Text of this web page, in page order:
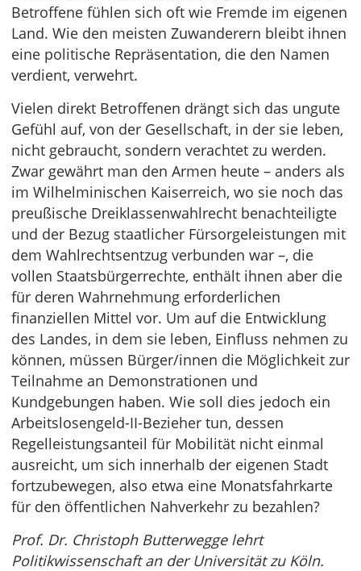
Betroffene fühlen sich oft wie Fremde im eigenen
Land. Wie den meisten Zuwanderern bleibt ihnen
eine politische Repräsentation, die den Namen
verdient, verwehrt.
Vielen direkt Betroffenen drängt sich das ungute
Gefühl auf, von der Gesellschaft, in der sie leben,
nicht gebraucht, sondern verachtet zu werden.
Zwar gewährt man den Armen heute – anders als
im Wilhelminischen Kaiserreich, wo sie noch das
preußische Dreiklassenwahlrecht benachteiligte
und der Bezug staatlicher Fürsorgeleistungen mit
dem Wahlrechtsentzug verbunden war –, die
vollen Staatsbürgerrechte, enthält ihnen aber die
für deren Wahrnehmung erforderlichen
finanziellen Mittel vor. Um auf die Entwicklung
des Landes, in dem sie leben, Einfluss nehmen zu
können, müssen Bürger/innen die Möglichkeit zur
Teilnahme an Demonstrationen und
Kundgebungen haben. Wie soll dies jedoch ein
Arbeitslosengeld-II-Bezieher tun, dessen
Regelleistungsanteil für Mobilität nicht einmal
ausreicht, um sich innerhalb der eigenen Stadt
fortzubewegen, also etwa eine Monatsfahrkarte
für den öffentlichen Nahverkehr zu bezahlen?
Prof. Dr. Christoph Butterwegge lehrt
Politikwissenschaft an der Universität zu Köln.